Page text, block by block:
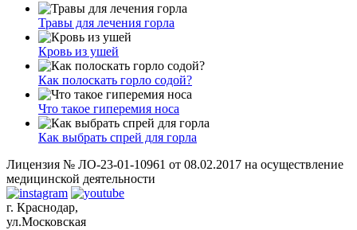
Травы для лечения горла
Кровь из ушей
Как полоскать горло содой?
Что такое гиперемия носа
Как выбрать спрей для горла
Лицензия № ЛО-23-01-10961 от 08.02.2017 на осуществление
медицинской деятельности
г. Краснодар,
ул.Московская